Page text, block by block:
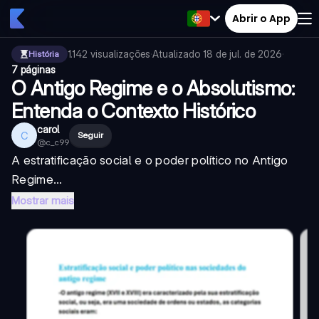
Abrir o App
História 1.142 visualizações·Atualizado 18 de jul. de 2026·
7 páginas
O Antigo Regime e o Absolutismo:
Entenda o Contexto Histórico
C carol
@c_c99
Seguir
A estratificação social e o poder político no Antigo
Regime...
Mostrar mais